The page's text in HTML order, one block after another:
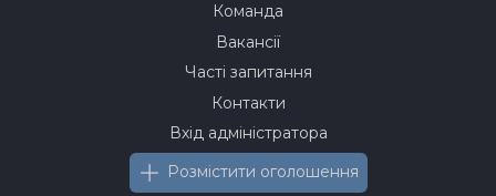
Команда
Вакансії
Часті запитання
Контакти
Вхід адміністратора
Розмістити оголошення